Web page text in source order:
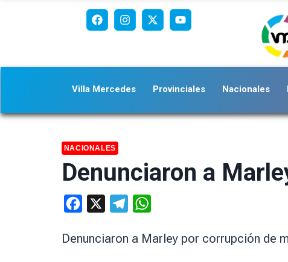
Villa Mercedes Provinciales Nacionales
NACIONALES
Denunciaron a
Facebook Telegram
Denunciaron a Marley por corrupción de